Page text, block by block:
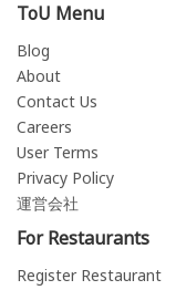
ToU Menu
Blog
About
Contact Us
Careers
User Terms
Privacy Policy
運営会社
For Restaurants
Register Restaurant